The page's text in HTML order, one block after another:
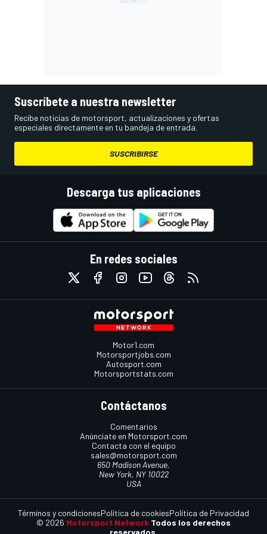
Suscríbete a nuestra newsletter
Recibe noticias de motorsport, actualizaciones y ofertas
especiales directamente en tu bandeja de entrada.
SUSCRIBIRSE
Descarga tus aplicaciones
En redes sociales
Motor1.com
Motorsportjobs.com
Autosport.com
Motorsportstats.com
Contáctanos
Comentarios
Anúnciate en Motorsport.com
Contacta con el equipo
sales@motorsport.com
650 Madison Avenue,
New York, NY 10022
USA
© 2026 Motorsport Network Todos los derechos
reservados.
Términos y condicionesPolítica de cookiesPolítica de Privacidad